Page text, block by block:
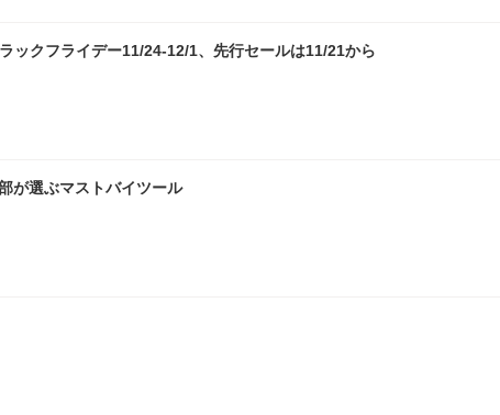
クフライデー11/24-12/1、先行セールは11/21から
が選ぶマストバイツール